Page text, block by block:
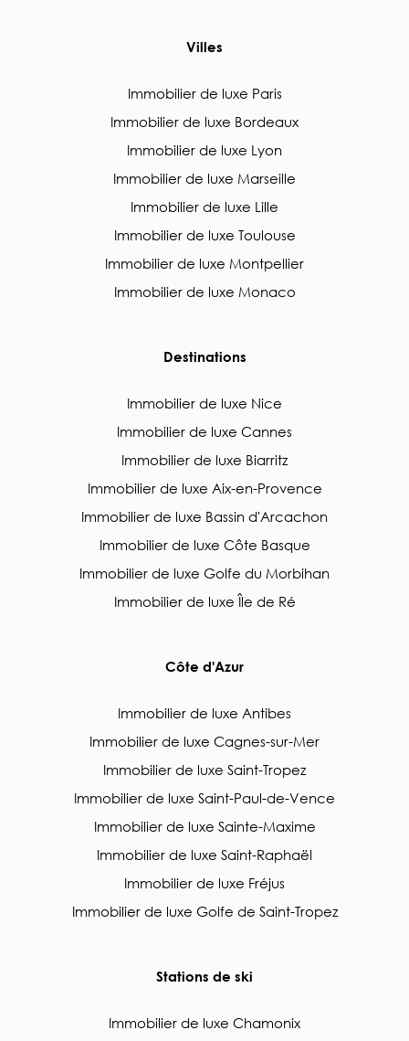
Villes
Immobilier de luxe Paris
Immobilier de luxe Bordeaux
Immobilier de luxe Lyon
Immobilier de luxe Marseille
Immobilier de luxe Lille
Immobilier de luxe Toulouse
Immobilier de luxe Montpellier
Immobilier de luxe Monaco
Destinations
Immobilier de luxe Nice
Immobilier de luxe Cannes
Immobilier de luxe Biarritz
Immobilier de luxe Aix-en-Provence
Immobilier de luxe Bassin d'Arcachon
Immobilier de luxe Côte Basque
Immobilier de luxe Golfe du Morbihan
Immobilier de luxe Île de Ré
Côte d'Azur
Immobilier de luxe Antibes
Immobilier de luxe Cagnes-sur-Mer
Immobilier de luxe Saint-Tropez
Immobilier de luxe Saint-Paul-de-Vence
Immobilier de luxe Sainte-Maxime
Immobilier de luxe Saint-Raphaël
Immobilier de luxe Fréjus
Immobilier de luxe Golfe de Saint-Tropez
Stations de ski
Immobilier de luxe Chamonix